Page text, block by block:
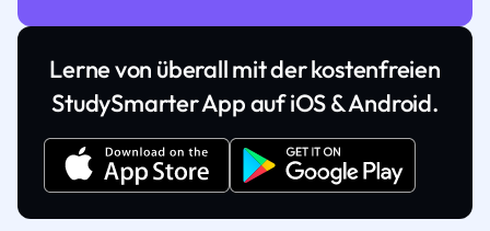
Lerne von überall mit der kostenfreien
StudySmarter App auf iOS & Android.